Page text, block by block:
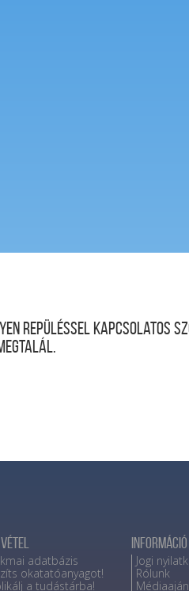
repüléssel kapcsolatos
adatbázis
okatatóanyagot!
a tudástárba!
Információ
Jogi
Rólunk